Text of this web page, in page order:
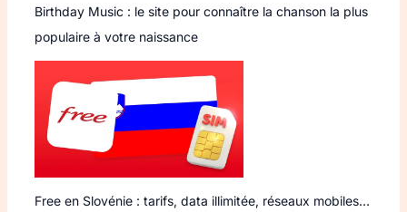
Birthday Music : le site pour connaître la chanson la plus
populaire à votre naissance
Free en Slovénie : tarifs, data illimitée, réseaux mobiles…